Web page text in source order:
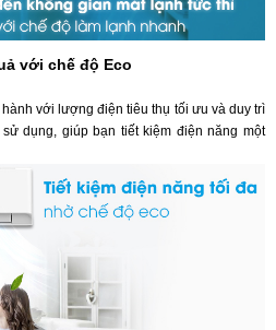
với chế độ Eco
với lượng điện tiêu thụ tối ưu và duy trì
dụng, giúp bạn tiết kiệm điện năng một